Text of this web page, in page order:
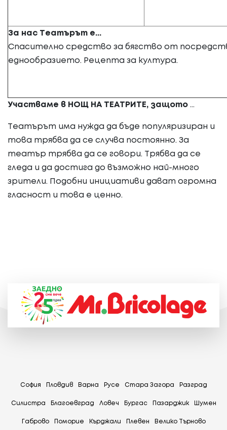
За нас Театърът е...
Спасително средство за бягство от
еднообразието. Рецепта за култура.
Участваме в НОЩ НА ТЕАТРИТЕ, защото...
Театърът има нужда да бъде популяризиран и
това трябва да се случва постоянно. За
театър трябва да се говори. Трябва да се
гледа и да достига до възможно най-много
зрители. Подобни инициативи дават огромна
гласност и това е ценно.
София Пловдив Варна Русе Стара Загора Разград
Силистра Благоевград Ловеч Бургас Пазарджик Шумен
Габрово Поморие Кърджали Плевен Велико Търново